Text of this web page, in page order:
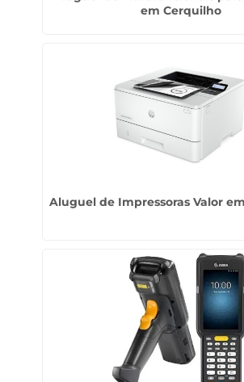
em Cerquilho
Aluguel de Impressoras Valor